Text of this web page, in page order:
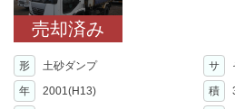
売却済み
形 土砂ダンプ サ
年
2001(H13) 積